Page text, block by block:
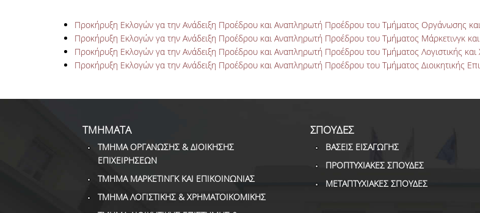
Προκήρυξη Εκλογών γα την Ανάδειξη Προέδρου και Αναπληρωτή Προέδρου του Τμήματος Οργάνωσης και
Προκήρυξη Εκλογών γα την Ανάδειξη Προέδρου και Αναπληρωτή Προέδρου του Τμήματος Μάρκετινγκ και
Προκήρυξη Εκλογών γα την Ανάδειξη Προέδρου και Αναπληρωτή Προέδρου του Τμήματος Λογιστικής και
Προκήρυξη Εκλογών γα την Ανάδειξη Προέδρου και Αναπληρωτή Προέδρου του Τμήματος Διοικητικής
ΤΜΗΜΑΤΑ
ΤΜΗΜΑ ΟΡΓΑΝΩΣΗΣ & ΔΙΟΙΚΗΣΗΣ
ΕΠΙΧΕΙΡΗΣΕΩΝ
ΤΜΗΜΑ ΜΑΡΚΕΤΙΝΓΚ ΚΑΙ ΕΠΙΚΟΙΝΩΝΙΑΣ
ΤΜΗΜΑ ΛΟΓΙΣΤΙΚΗΣ & ΧΡΗΜΑΤΟΙΚΟΜΙΚΗΣ
ΣΠΟΥΔΕΣ
ΒΑΣΕΙΣ ΕΙΣΑΓΩΓΗΣ
ΠΡΟΠΤΥΧΙΑΚΕΣ ΣΠΟΥΔΕΣ
ΜΕΤΑΠΤΥΧΙΑΚΕΣ ΣΠΟΥΔΕΣ